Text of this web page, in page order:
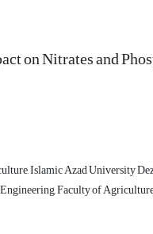
on Nitrates and
Islamic Azad University
Faculty of